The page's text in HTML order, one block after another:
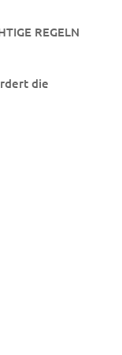
REGELN
die